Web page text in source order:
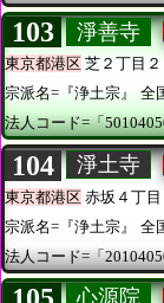
103 淨善寺
東京都港区 芝２丁目
宗派名=『浄土宗』
全
法人コード=「
104 淨土寺
東京都港区 赤坂４丁
宗派名=『浄土宗』
全
法人コード=「
心源院